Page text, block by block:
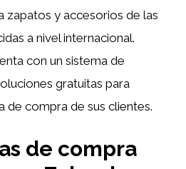
zapatos y accesorios de las
a nivel internacional.
con un sistema de
gratuitas para
de compra de sus clientes.
de compra